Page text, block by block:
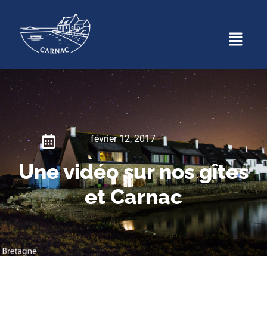
Une vidéo sur nos gîtes
et Carnac
février 12, 2017